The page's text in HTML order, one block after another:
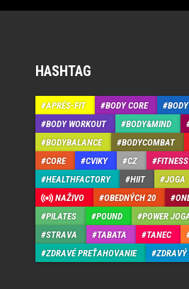
HASHTAG
APRÉS-FIT BODY CORE
BODY WORKOUT
BODY&MIND
BODYBALANCE
BODYCOMBAT
CORE
CVIKY CZ FITNESS
HEALTHFACTORY
HIIT JOGA
NAŽIVO
OBEDNÝCH 20
PILATES
POUND POWER
STRAVA
TABATA TANEC
ZDRAVÉ PREŤAHOVANIE
ZDRAVÝ